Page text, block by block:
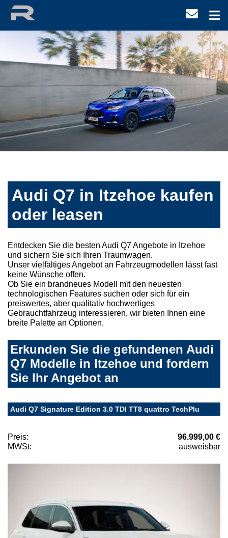
Audi Q7 in Itzehoe kaufen
oder leasen
Entdecken Sie die besten Audi Q7 Angebote in Itzehoe
und sichern Sie sich Ihren Traumwagen.
Unser vielfältiges Angebot an Fahrzeugmodellen lässt fast
keine Wünsche offen.
Ob Sie ein brandneues Modell mit den neuesten
technologischen Features suchen oder sich für ein
preiswertes, aber qualitativ hochwertiges
Gebrauchtfahrzeug interessieren, wir bieten Ihnen eine
breite Palette an Optionen.
Erkunden Sie die gefundenen Audi
Q7 Modelle in Itzehoe und fordern
Sie Ihr Angebot an
Audi Q7 Signature Edition 3.0 TDI TT8 quattro TechPlu
Preis:
96.999,00 €
MWSt:
ausweisbar